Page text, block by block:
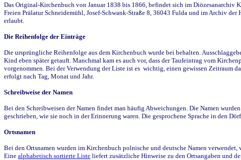
Das Original-Kirchenbuch von Januar 1838 bis 1866, befindet sich im
Freien Prälatur Schneidemühl, Josef-Schwank-Straße 8, 36043 Fulda und im Archiv
erlaubt.
Die Reihenfolge der Einträge
Die ursprüngliche Reihenfolge aus dem Kirchenbuch wurde bei behalten.
Kind eben später getauft. Manchmal kam es auch vor, dass der Taufeintrag vom
vorgenommen. Bei der Verwendung der Liste ist es wichtig, einen gewissen Zeitraum
erfolgt nach Tag, Monat und Jahr.
Schreibweise der Namen
Bei den Schreibweisen der Namen findet man häufig Abweichungen. Die Namen
geschrieben, wie sie noch in der Erinnerung waren. Die gesprochene Sprache in den
Ortsnamen
Bei den Ortsnamen wurden im Kirchenbuch polnische und deutsche Namen
Eine alphabetisch sortierte Liste liefert zusätzliche Hinweise zu den Ortsangaben und